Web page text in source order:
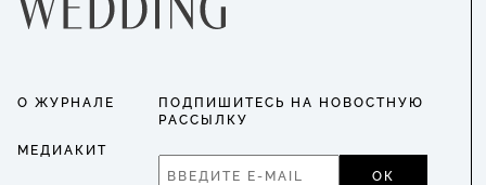
О ЖУРНАЛЕ
МЕДИАКИТ
ПОДПИШИТЕСЬ НА НОВОСТНУЮ
РАССЫЛКУ
ОК